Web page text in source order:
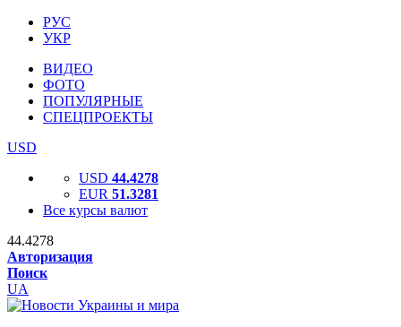
РУС
УКР
ВИДЕО
ФОТО
ПОПУЛЯРНЫЕ
СПЕЦПРОЕКТЫ
USD
USD 44.4278
EUR 51.3281
Все курсы валют
44.4278
Авторизация
Поиск
UA